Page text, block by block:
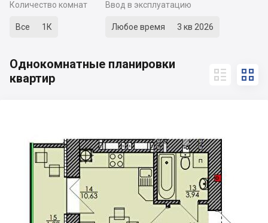
Количество комнат
Все 1К
Ввод в эксплуатацию
Любое время 3 кв 2026
Однокомнатные планировки
квартир
 